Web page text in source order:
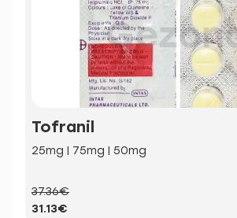
Tofranil
25mg | 75mg | 50mg
37.36€
31.13€